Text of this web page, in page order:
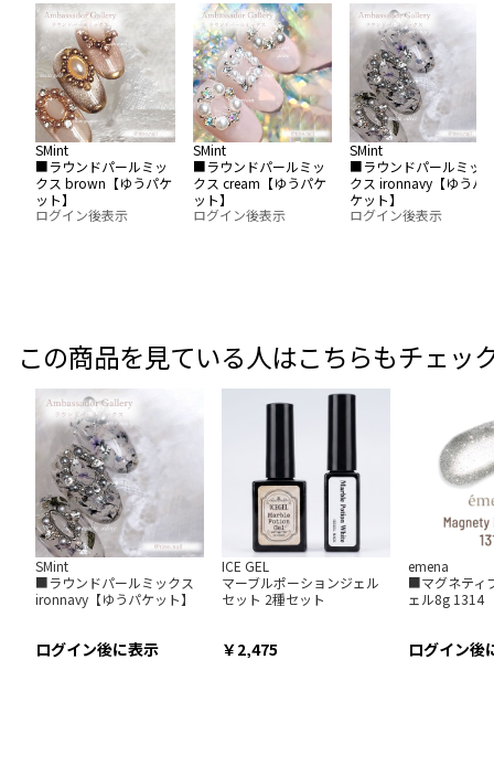
SMint
■ラウンドパールミッ
クス brown【ゆうパケ
ット】
ログイン後表示
SMint
■ラウンドパールミッ
クス cream【ゆうパケ
ット】
ログイン後表示
SMint
■ラウンドパールミッ
クス ironnavy【ゆうパ
ケット】
ログイン後表示
この商品を見ている人はこちらもチェッ
SMint
■ラウンドパールミックス
ironnavy【ゆうパケット】
ログイン後に表示
ICE GEL
マーブルポーションジェル
セット 2種セット
2,475
emena
■マグネティ
ェル8g 1314
ログイン後